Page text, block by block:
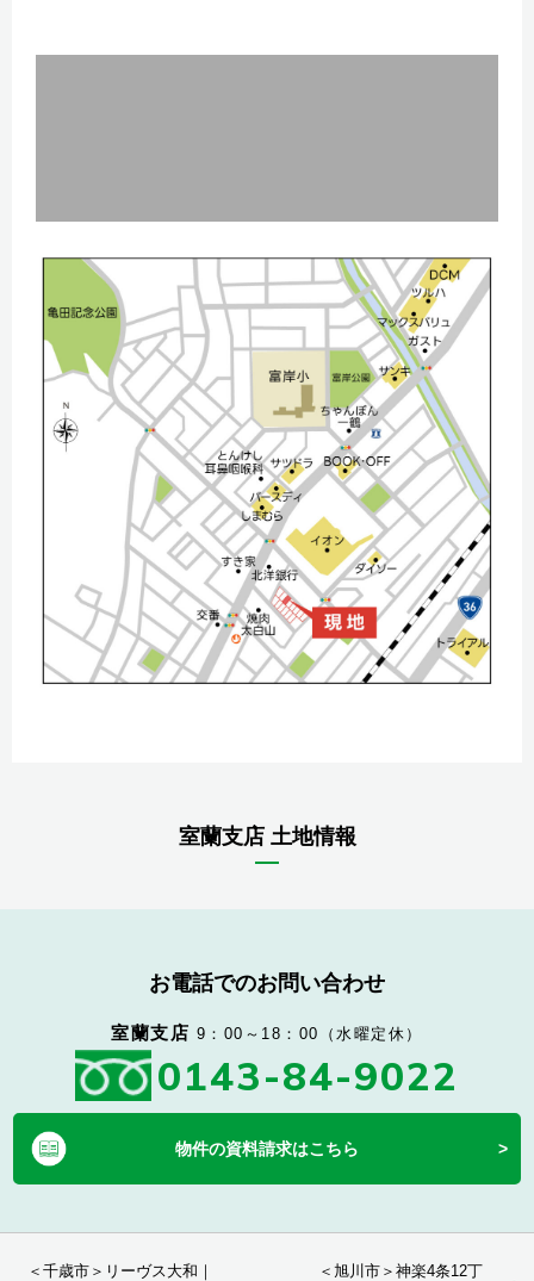
室蘭支店 土地情報
お電話でのお問い合わせ
室蘭支店 9：00～18：00（水曜定休）
0143-84-9022
物件の資料請求はこちら
＜千歳市＞リーヴス大和｜
＜旭川市＞神楽4条12丁